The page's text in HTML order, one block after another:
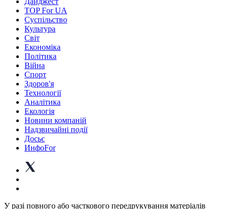
TOP For UA
Суспiльство
Культура
Світ
Економіка
Політика
Війна
Спорт
Здоров'я
Технології
Аналітика
Екологія
Новини компаній
Надзвичайні події
Досьє
ИнфоFor
У разі повного або часткового передрукування матеріалів